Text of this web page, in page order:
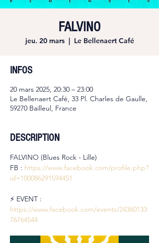
FALVINO
jeu. 20 mars
  |
Le Bellenaert Café
INFOS
20 mars 2025, 20:30 – 23:00
Le Bellenaert Café, 33 Pl. Charles de Gaulle,
59270 Bailleul, France
DESCRIPTION
FALVINO (Blues Rock - Lille)
FB : https://www.facebook.com/profile.php?
id=100086291594451
⚡️ EVENT :
https://www.facebook.com/events/24360133
76764544